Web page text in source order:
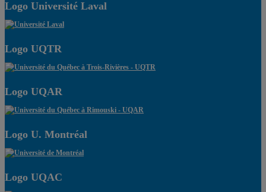
Logo Université Laval
Logo UQTR
Logo UQAR
Logo U. Montréal
Logo UQAC